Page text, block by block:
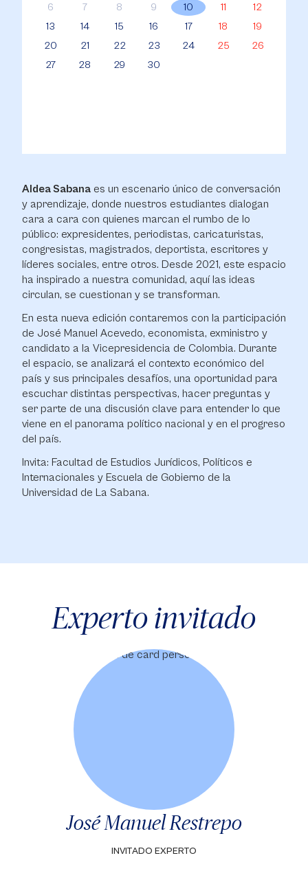
Aldea Sabana es un escenario único de conversación
y aprendizaje, donde nuestros estudiantes dialogan
cara a cara con quienes marcan el rumbo de lo
público: expresidentes, periodistas, caricaturistas,
congresistas, magistrados, deportista, escritores y
líderes sociales, entre otros. Desde 2021, este espacio
ha inspirado a nuestra comunidad, aquí las ideas
circulan, se cuestionan y se transforman.
En esta nueva edición contaremos con la participación
de José Manuel Acevedo, economista, exministro y
candidato a la Vicepresidencia de Colombia. Durante
el espacio, se analizará el contexto económico del
país y sus principales desafíos, una oportunidad para
escuchar distintas perspectivas, hacer preguntas y
ser parte de una discusión clave para entender lo que
viene en el panorama político nacional y en el progreso
del país.
Invita: Facultad de Estudios Jurídicos, Políticos e
Internacionales y Escuela de Gobierno de la
Universidad de La Sabana.
6
7 8 9 10 11
12
13
14 15 16 17 18
19
20
21 22 23 24 25
26
27
28 29 30
Experto invitado
José Manuel Restrepo
INVITADO EXPERTO